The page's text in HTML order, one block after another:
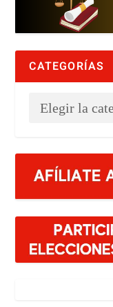
CATEGORÍAS